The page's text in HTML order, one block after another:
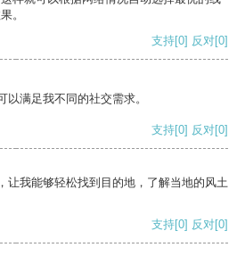
。
支持[0] 反对[0]
满足我不同的社交需求。
支持[0] 反对[0]
让我能够轻松找到目的地，了解当地的风土
支持[0] 反对[0]